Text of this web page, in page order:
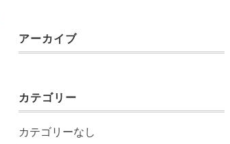
アーカイブ
カテゴリー
カテゴリーなし